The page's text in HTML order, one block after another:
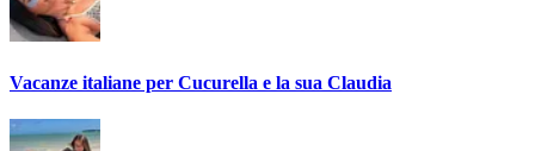
Vacanze italiane per Cucurella e la sua Claudia